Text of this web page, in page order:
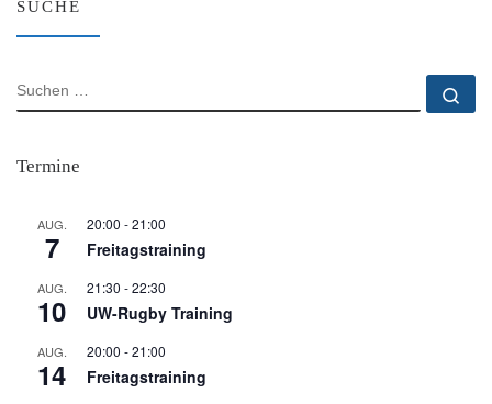
SUCHE
SUCHE
Termine
AUG.
7
20:00 -21:00
Freitagstraining
AUG.
10
21:30 -22:30
UW-Rugby Training
AUG.
14
20:00 -21:00
Freitagstraining